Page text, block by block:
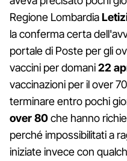
Regione Lombardia
la conferma certa
portale di Poste per gli
vaccini per domani22
vaccinazioni per il over
terminare entro pochi
over 80che hanno
perché impossibilitati a
iniziate invece con